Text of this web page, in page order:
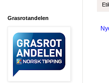
Grasrotandelen